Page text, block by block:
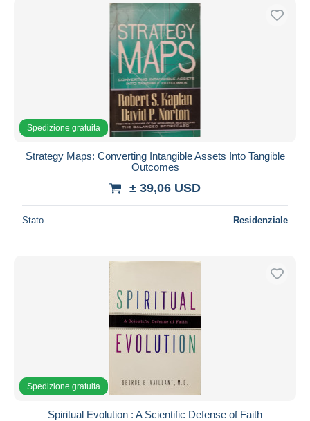
Spedizione gratuita
Strategy Maps: Converting Intangible Assets Into Tangible
Outcomes
± 39,06 USD
Stato Residenziale
Spedizione gratuita
Spiritual Evolution : A Scientific Defense of Faith